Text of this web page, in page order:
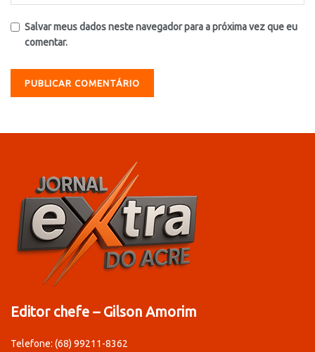
Salvar meus dados neste navegador para a próxima vez que eu
comentar.
Editor chefe – Gilson Amorim
Telefone: (68) 99211-8362